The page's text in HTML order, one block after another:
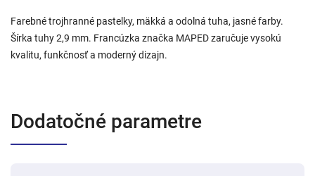
Farebné trojhranné pastelky, mäkká a odolná tuha, jasné farby.
Šírka tuhy 2,9 mm. Francúzka značka MAPED zaručuje vysokú
kvalitu, funkčnosť a moderný dizajn.
Dodatočné parametre